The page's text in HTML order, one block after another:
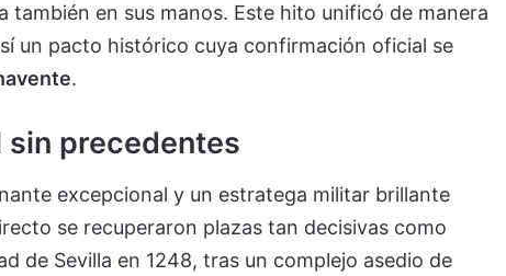
también en sus manos. Este hito unificó de manera
un pacto histórico cuya confirmación oficial se
.
precedentes
excepcional y un estratega militar brillante
se recuperaron plazas tan decisivas como
de Sevilla en 1248, tras un complejo asedio de